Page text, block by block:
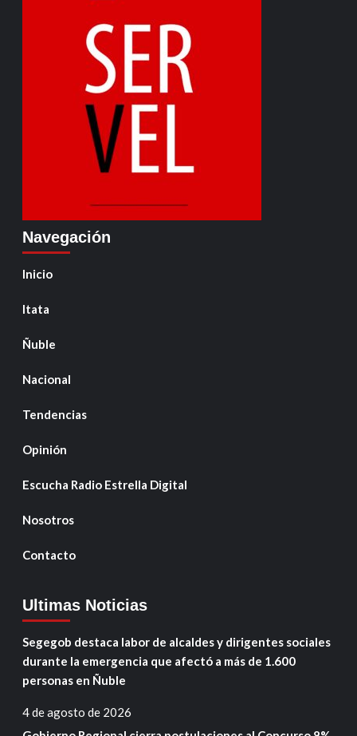
Navegación
Inicio
Itata
Ñuble
Nacional
Tendencias
Opinión
Escucha Radio Estrella Digital
Nosotros
Contacto
Ultimas Noticias
Segegob destaca labor de alcaldes y dirigentes sociales
durante la emergencia que afectó a más de 1.600
personas en Ñuble
4 de agosto de 2026